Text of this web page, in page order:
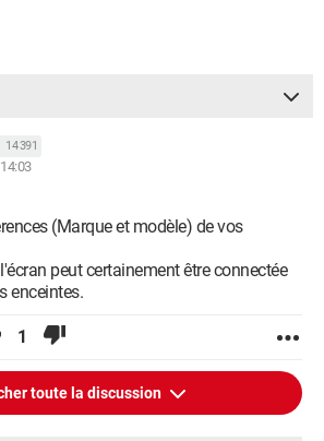
14 391
(Marque et modèle) de vos
peut certainement être connectée
enceintes.
1
toute la discussion